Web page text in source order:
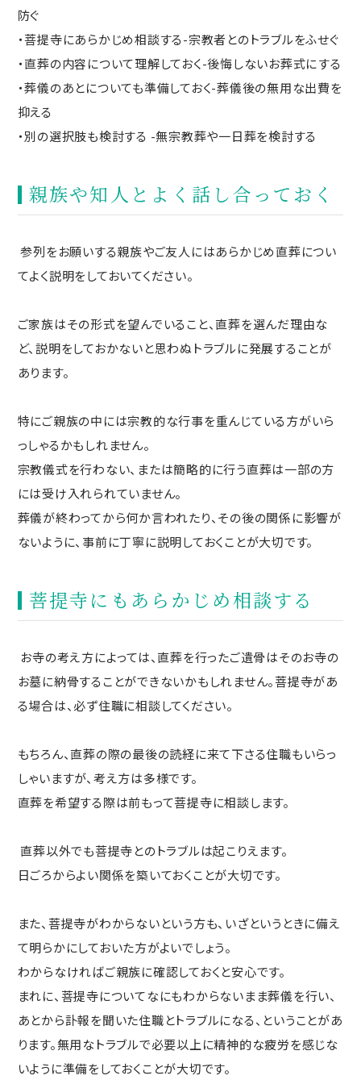
防ぐ
・菩提寺にあらかじめ相談する-宗教者とのトラブルをふせぐ
・直葬の内容について理解しておく-後悔しないお葬式にする
・葬儀のあとについても準備しておく-葬儀後の無用な出費を
抑える
・別の選択肢も検討する -無宗教葬や一日葬を検討する
親族や知人とよく話し合っておく
参列をお願いする親族やご友人にはあらかじめ直葬につい
てよく説明をしておいてください。
ご家族はその形式を望んでいること、直葬を選んだ理由な
ど、説明をしておかないと思わぬトラブルに発展することが
あります。
特にご親族の中には宗教的な行事を重んじている方がいら
っしゃるかもしれません。
宗教儀式を行わない、または簡略的に行う直葬は一部の方
には受け入れられていません。
葬儀が終わってから何か言われたり、その後の関係に影響が
ないように、事前に丁寧に説明しておくことが大切です。
菩提寺にもあらかじめ相談する
お寺の考え方によっては、直葬を行ったご遺骨はそのお寺の
お墓に納骨することができないかもしれません。菩提寺があ
る場合は、必ず住職に相談してください。
もちろん、直葬の際の最後の読経に来て下さる住職もいらっ
しゃいますが、考え方は多様です。
直葬を希望する際は前もって菩提寺に相談します。
直葬以外でも菩提寺とのトラブルは起こりえます。
日ごろからよい関係を築いておくことが大切です。
また、菩提寺がわからないという方も、いざというときに備え
て明らかにしておいた方がよいでしょう。
わからなければご親族に確認しておくと安心です。
まれに、菩提寺についてなにもわからないまま葬儀を行い、
あとから訃報を聞いた住職とトラブルになる、ということがあ
ります。無用なトラブルで必要以上に精神的な疲労を感じな
いように準備をしておくことが大切です。